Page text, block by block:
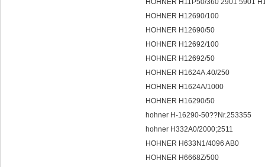
HOHNER H11P50/360 2901 5901
HOHNER H12690/100
HOHNER H12690/50
HOHNER H12692/100
HOHNER H12692/50
HOHNER H1624A.40/250
HOHNER H1624A/1000
HOHNER H16290/50
hohner H-16290-50??Nr.253355
hohner H332A0/2000;2511
HOHNER H633N1/4096 AB0
HOHNER H6668Z/500